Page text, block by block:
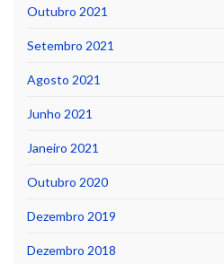
Outubro 2021
Setembro 2021
Agosto 2021
Junho 2021
Janeiro 2021
Outubro 2020
Dezembro 2019
Dezembro 2018